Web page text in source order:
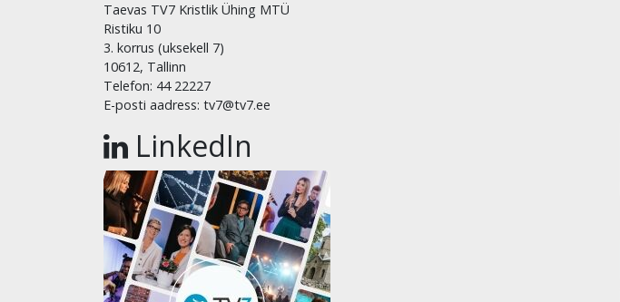
Taevas TV7 Kristlik Ühing MTÜ
Ristiku 10
3. korrus (uksekell 7)
10612, Tallinn
Telefon: 44 22227
E-posti aadress: tv7@tv7.ee
LinkedIn